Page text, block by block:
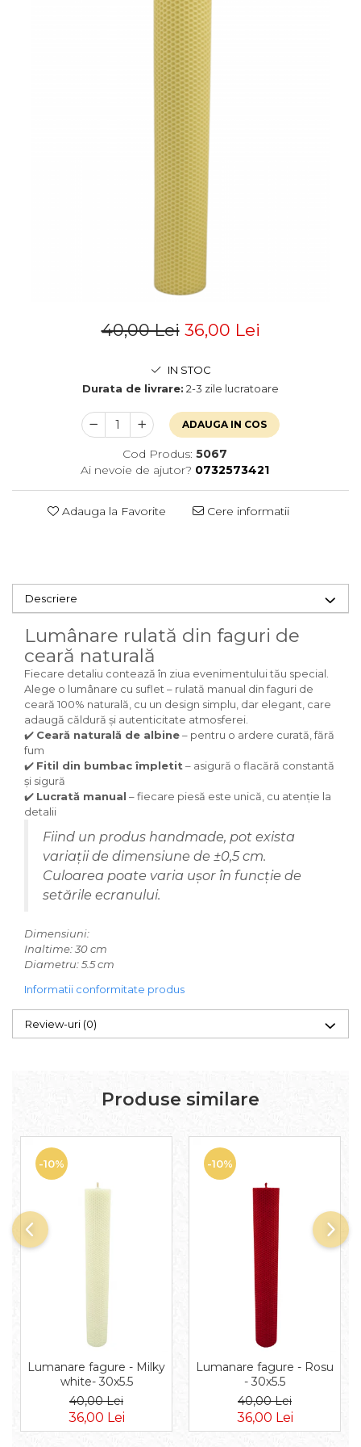
40,00 Lei 36,00 Lei
IN STOC
Durata de livrare: 2-3 zile lucratoare
ADAUGA IN COS
Cod Produs: 5067
Ai nevoie de ajutor? 0732573421
Adauga la Favorite Cere informatii
Descriere
Lumânare rulată din faguri de
ceară naturală
Fiecare detaliu contează în ziua evenimentului tău special.
Alege o lumânare cu suflet – rulată manual din faguri de
ceară 100% naturală, cu un design simplu, dar elegant, care
adaugă căldură și autenticitate atmosferei.
✔️ Ceară naturală de albine– pentru o ardere curată, fără
fum
✔️ Fitil din bumbac împletit – asigură o flacără constantă
și sigură
✔️ Lucrată manual – fiecare piesă este unică, cu atenție la
detalii
Fiind un produs handmade, pot exista
variații de dimensiune de ±0,5 cm.
Culoarea poate varia ușor în funcție de
setările ecranului.
Dimensiuni:
Inaltime: 30 cm
Diametru: 5.5 cm
Informatii conformitate produs
Review-uri (0)
Produse similare
-10%
Lumanare fagure - Milky
white- 30x5.5
40,00 Lei
36,00 Lei
-10%
Lumanare fagure - Rosu
- 30x5.5
40,00 Lei
36,00 Lei